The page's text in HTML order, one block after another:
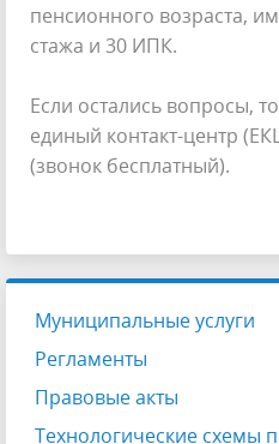
пенсионного возраста,
стажа и 30 ИПК.
Если остались вопросы,
единый контакт-центр
(звонок бесплатный).
Муниципальные услуги
Регламенты
Правовые акты
Технологические схемы